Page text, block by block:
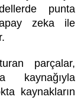
punta
zeka ile
parçalar,
kaynakların